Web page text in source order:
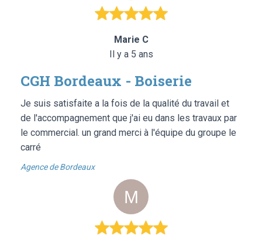
Marie C
Il y a 5 ans
CGH Bordeaux - Boiserie
Je suis satisfaite a la fois de la qualité du travail et
de l'accompagnement que j'ai eu dans les travaux par
le commercial. un grand merci à l'équipe du groupe le
carré
Agence de Bordeaux